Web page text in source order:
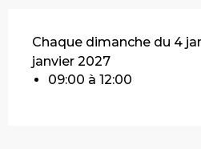
Chaque dimanche du 4
janvier 2027
09:00 à 12:00